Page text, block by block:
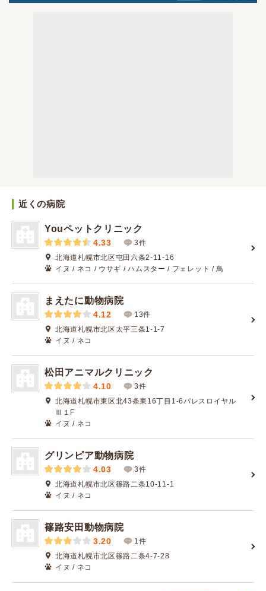
近くの病院
Youペットクリニック
4.33
3件
北海道札幌市北区屯田六条2-11-16
イヌ / ネコ / ウサギ / ハムスター / フェレット / 鳥
まえたに動物病院
4.12
13件
北海道札幌市北区太平三条1-1-7
イヌ / ネコ
松田アニマルクリニック
4.10
3件
北海道札幌市東区北43条東16丁目1-6パレスロイヤル
Ⅲ１F
イヌ / ネコ
グリンピア動物病院
4.03
3件
北海道札幌市北区篠路二条10-11-1
イヌ / ネコ
篠路安田動物病院
3.20
1件
北海道札幌市北区篠路二条4-7-28
イヌ / ネコ